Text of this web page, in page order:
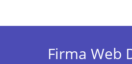
Firma Web